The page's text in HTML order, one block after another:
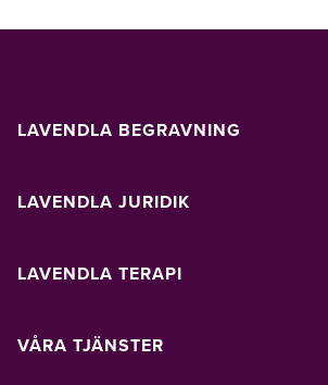
LAVENDLA BEGRAVNING
LAVENDLA JURIDIK
LAVENDLA TERAPI
VÅRA TJÄNSTER